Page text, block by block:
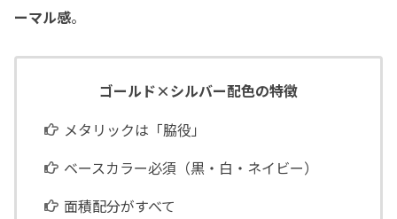
ーマル感。
ゴールド×シルバー配色の特徴
メタリックは「脇役」
ベースカラー必須（黒・白・ネイビー）
面積配分がすべて